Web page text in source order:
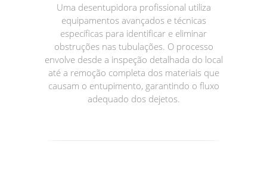
Uma desentupidora profissional utiliza
equipamentos avançados e técnicas
específicas para identificar e eliminar
obstruções nas tubulações. O processo
envolve desde a inspeção detalhada do local
até a remoção completa dos materiais que
causam o entupimento, garantindo o fluxo
adequado dos dejetos.